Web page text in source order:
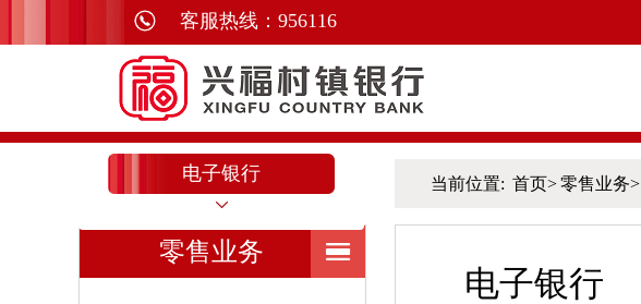
客服热线：956116
电子银行 当前位置: 首页>零售业务>
零售业务
电子银行